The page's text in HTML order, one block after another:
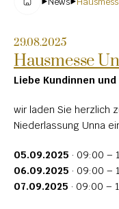
MAGRADO
KOLUMBARIEN
BREITSTEINE
LIEGESTEINE
LEUCHTGRABMALE
29.08.2025
Hausmesse
Liebe Kundinnen und
wir laden Sie herzlich
Niederlassung Unna
05.09.2025 · 09:00 –
06.09.2025 · 09:00 –
07.09.2025 · 09:00 –